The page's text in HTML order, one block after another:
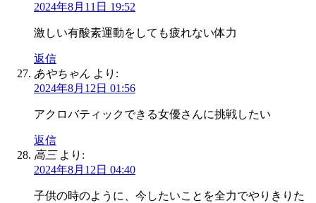
2024年8月11日 19:52
激しい有酸素運動をしても疲れない体力
返信
あやちゃん より:
2024年8月12日 01:56
アクロバティックできる女優さんに挑戦したい
返信
高三 より:
2024年8月12日 04:40
子供の時のように、今したいことを全力でやりきりた